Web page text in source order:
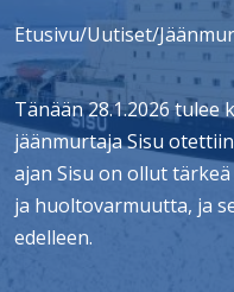
Etusivu/Uutiset/
Tänään 28.1.2026
jäänmurtaja Sisu
ajan Sisu on ollut
ja huoltovarmuutta, ja
edelleen.